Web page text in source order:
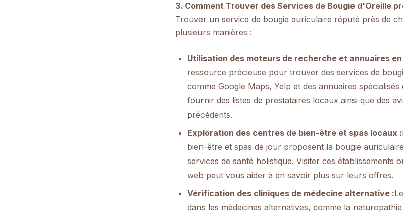
3. Comment Trouver des Services de Bougie d'Oreille
Trouver un service de bougie auriculaire réputé près de
plusieurs manières :
Utilisation des moteurs de recherche et annuaires en
ressource précieuse pour trouver des services de
comme Google Maps, Yelp et des annuaires
fournir des listes de prestataires locaux ainsi que des
précédents.
Exploration des centres de bien-être et spas locaux :
bien-être et spas de jour proposent la bougie
services de santé holistique. Visiter ces établissements
web peut vous aider à en savoir plus sur leurs offres.
Vérification des cliniques de médecine alternative :
dans les médecines alternatives, comme la